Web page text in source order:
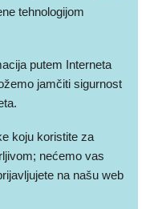
tehnologijom
putem Interneta
jamčiti sigurnost
koju koristite za
nećemo vas
na našu web